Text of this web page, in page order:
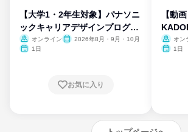
【大学1・2年生対象】パナソニ
ックキャリアデザインプログラ
ム
オンライン
2026年8月・9月・10月
1日
お気に入り
【動
オン
1日